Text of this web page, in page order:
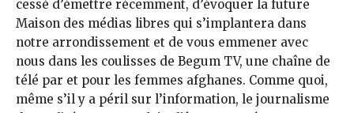
cessé d’émettre récemment, d’évoquer la future
Maison des médias libres qui s’implantera dans
notre arrondissement et de vous emmener avec
nous dans les coulisses de Begum TV, une chaîne de
télé par et pour les femmes afghanes. Comme quoi,
même s’il y a péril sur l’information, le journalisme